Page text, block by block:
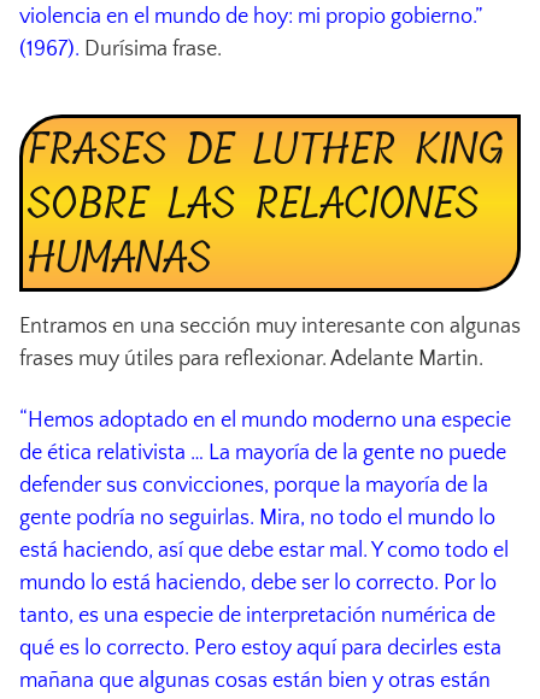
violencia en el mundo de hoy: mi propio gobierno.”
(1967). Durísima frase.
FRASES DE LUTHER KING
SOBRE LAS RELACIONES
HUMANAS
Entramos en una sección muy interesante con algunas
frases muy útiles para reflexionar. Adelante Martin.
“Hemos adoptado en el mundo moderno una especie
de ética relativista … La mayoría de la gente no puede
defender sus convicciones, porque la mayoría de la
gente podría no seguirlas. Mira, no todo el mundo lo
está haciendo, así que debe estar mal. Y como todo el
mundo lo está haciendo, debe ser lo correcto. Por lo
tanto, es una especie de interpretación numérica de
qué es lo correcto. Pero estoy aquí para decirles esta
mañana que algunas cosas están bien y otras están